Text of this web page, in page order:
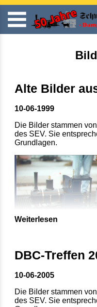
Alte Bilder
10-06-1999
Die Bilder stammen
des SEV. Sie
Grundlagen.
Weiterlesen
DBC-Treffen
10-06-2005
Die Bilder stammen
des SEV. Sie